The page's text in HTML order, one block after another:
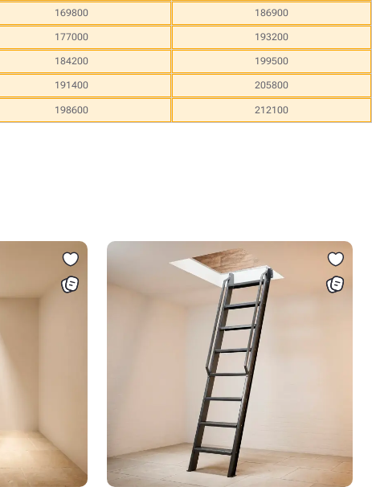
169800 186900
177000 193200
184200 199500
191400 205800
198600 212100